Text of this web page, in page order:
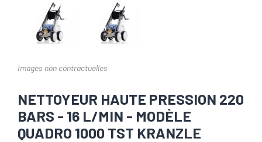
Images non contractuelles
NETTOYEUR HAUTE PRESSION 220
BARS - 16 L/MIN - MODÈLE
QUADRO 1000 TST KRANZLE